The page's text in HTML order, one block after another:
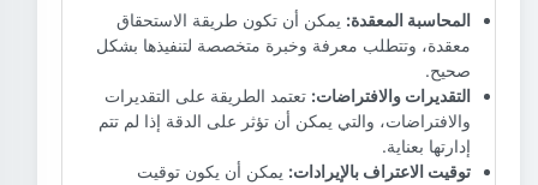
المحاسبة المعقدة: يمكن أن تكون طريقة الاستحقاق
معقدة، وتتطلب معرفة وخبرة متخصصة لتنفيذها بشكل
صحيح.
التقديرات والافتراضات: تعتمد الطريقة على التقديرات
والافتراضات، والتي يمكن أن تؤثر على الدقة إذا لم تتم
إدارتها بعناية.
توقيت الاعتراف بالإيرادات: يمكن أن يكون توقيت